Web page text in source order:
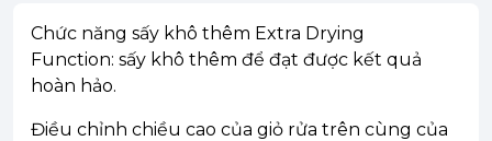
Chức năng sấy khô thêm Extra Drying
Function: sấy khô thêm để đạt được kết quả
hoàn hảo.
Điều chỉnh chiều cao của giỏ rửa trên cùng của